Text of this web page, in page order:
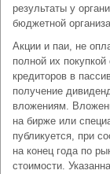
результаты у
бюджетной
Акции и паи, не
полной их
кредиторов в
получение
вложениям.
на бирже или
публикуется, при
на конец года по
стоимости.